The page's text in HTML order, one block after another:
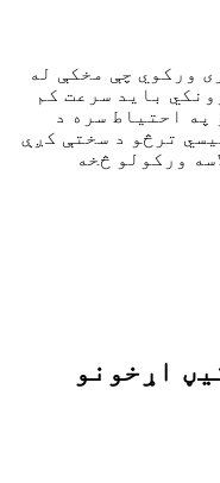
ورکوي چې مخکې له
باید سرعت کم
په احتیاط سره د
ترڅو د سختې کږې
ورکولو څخه
اړخونو